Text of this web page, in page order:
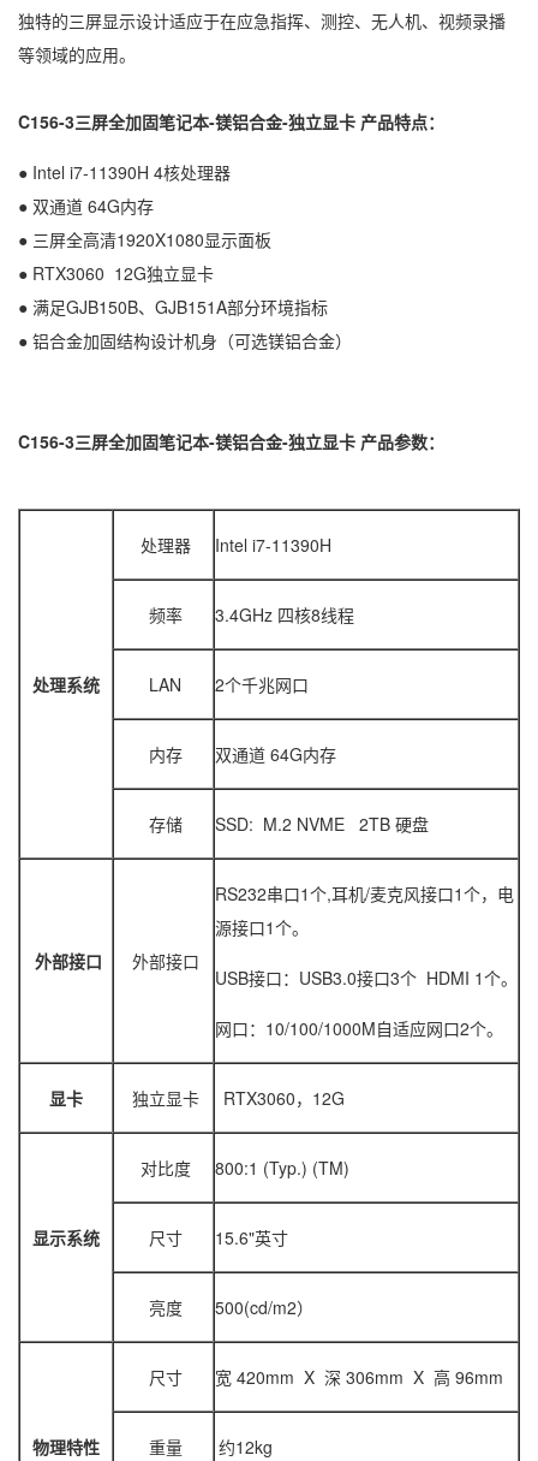
独特的三屏显示设计适应于在应急指挥、测控、无人机、视频录播
等领域的应用。
C156-3三屏全加固笔记本-镁铝合金-独立显卡 产品特点：
● Intel i7-11390H 4核处理器
● 双通道 64G内存
● 三屏全高清1920X1080显示面板
● RTX3060 12G独立显卡
● 满足GJB150B、GJB151A部分环境指标
● 铝合金加固结构设计机身（可选镁铝合金）
C156-3三屏全加固笔记本-镁铝合金-独立显卡 产品参数：
处理系统
处理器 Intel i7-11390H
频率 3.4GHz 四核8线程
LAN 2个千兆网口
内存 双通道 64G内存
存储 SSD: M.2 NVME 2TB 硬盘
外部接口 外部接口
RS232串口1个,耳机/麦克风接口1个，电
源接口1个。
USB接口：USB3.0接口3个 HDMI 1个。
网口：10/100/1000M自适应网口2个。
显卡 独立显卡 RTX3060，12G
显示系统
对比度 800:1 (Typ.) (TM)
尺寸 15.6"英寸
亮度 500(cd/m2）
物理特性
尺寸 宽 420mm X 深 306mm X 高 96mm
重量 约12kg